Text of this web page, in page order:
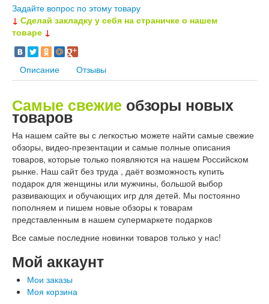
Задайте вопрос по этому товару
↓ Сделай закладку у себя на страничке о нашем
товаре ↓
Описание Отзывы
Самые свежие обзоры новых
товаров
На нашем сайте вы с легкостью можете найти самые свежие
обзоры, видео-презентации и самые полные описания
товаров, которые только появляются на нашем Российском
рынке. Наш сайт без труда , даёт возможность купить
подарок для женщины или мужчины, большой выбор
развивающих и обучающих игр для детей. Мы постоянно
пополняем и пишем новые обзоры к товарам
представленным в нашем супермаркете подарков
Все самые последние новинки товаров только у нас!
Мой аккаунт
Мои заказы
Моя корзина